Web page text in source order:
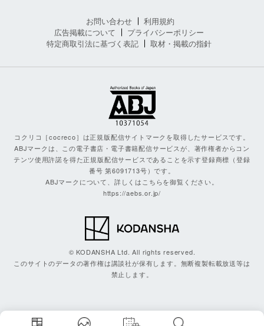
お問い合わせ
利用規約
広告掲載について
プライバシーポリシー
特定商取引法に基づく表記
取材・掲載の指針
コクリコ［cocreco］は正規版配信サイトマークを取得したサービスです。
ABJマークは、この電子書店・電子書籍配信サービスが、著作権者からコン
テンツ使用許諾を得た正規版配信サービスであることを示す登録商標（登録
番号 第6091713号）です。
ABJマークについて、詳しくはこちらを御覧ください。
https://aebs.or.jp/
© KODANSHA Ltd. All rights reserved.
このサイトのデータの著作権は講談社が保有します。無断複製転載放送等は
禁止します。